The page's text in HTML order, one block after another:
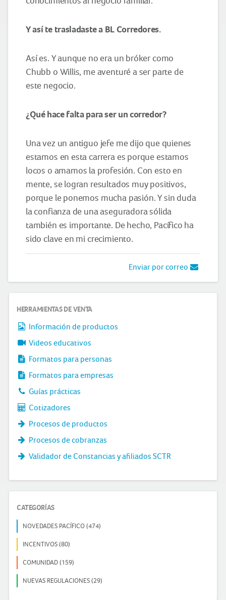
Y así te trasladaste a BL Corredores.
Así es. Y aunque no era un bróker como
Chubb o Willis, me aventuré a ser parte de
este negocio.
¿Qué hace falta para ser un corredor?
Una vez un antiguo jefe me dijo que quienes
estamos en esta carrera es porque estamos
locos o amamos la profesión. Con esto en
mente, se logran resultados muy positivos,
porque le ponemos mucha pasión. Y sin duda
la confianza de una aseguradora sólida
también es importante. De hecho, Pacífico ha
sido clave en mi crecimiento.
Enviar por correo
HERRAMIENTAS DE VENTA
Información de productos
Videos educativos
Formatos para personas
Formatos para empresas
Guías prácticas
Cotizadores
Procesos de productos
Procesos de cobranzas
Validador de Constancias y afiliados SCTR
CATEGORÍAS
NOVEDADES PACÍFICO (474)
INCENTIVOS (80)
COMUNIDAD (159)
NUEVAS REGULACIONES (29)